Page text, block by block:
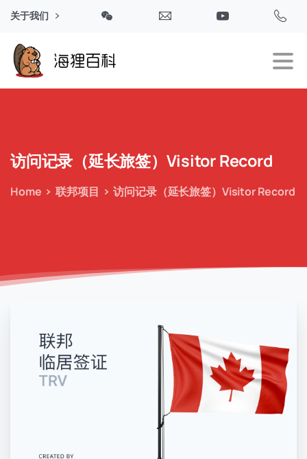
关于我们
访问记录（延长旅签）VisitorRecord
Home 联邦项目 访问记录（延长旅签）Visitor Record